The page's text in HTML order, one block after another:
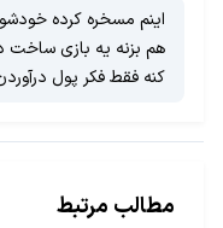
هم بزنه یه بازی ساخت
کنه فقط فکر پول
مطالب مرتبط